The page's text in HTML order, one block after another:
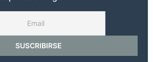
o